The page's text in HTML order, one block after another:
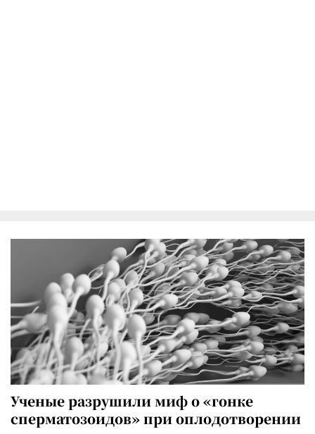
Ученые разрушили миф о «гонке
сперматозоидов» при оплодотворении